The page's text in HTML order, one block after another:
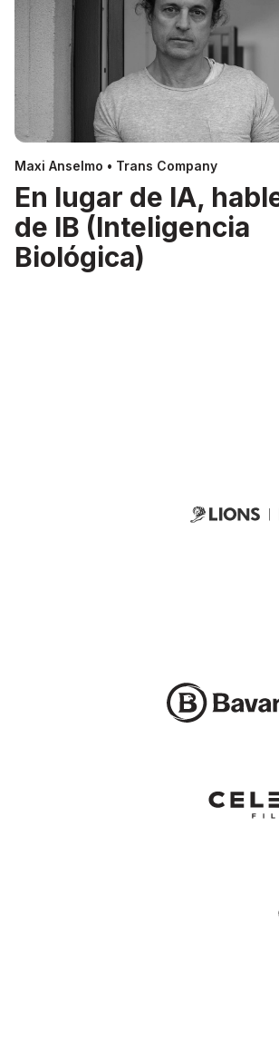
Maxi Anselmo • Trans Company
En lugar de IA,
de IB (Inteligencia
Biológica)